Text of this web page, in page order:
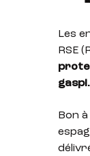
Les
RSE
gaspi.
Bon